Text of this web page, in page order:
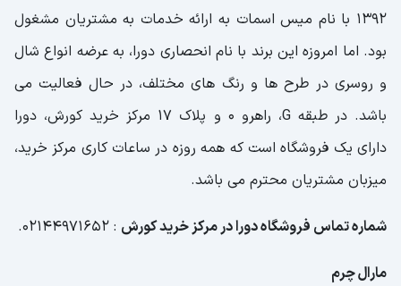
1392 با نام میس اسمات به ارائه خدمات به مشتریان مشغول
بود. اما امروزه این برند با نام انحصاری دورا، به عرضه انواع شال
و روسری در طرح ها و رنگ های مختلف، در حال فعالیت می
باشد. در طبقه G، راهرو 0 و پلاک 17 مرکز خرید کورش، دورا
دارای یک فروشگاه است که همه روزه در ساعات کاری مرکز خرید،
میزبان مشتریان محترم می باشد.
شماره تماس فروشگاه دورا در مرکز خرید کورش : 02144971652.
مارال چرم